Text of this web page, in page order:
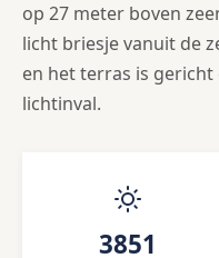
op 27 meter boven
licht briesje vanuit de
en het terras is
lichtinval.
3851